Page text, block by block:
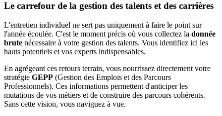
Le carrefour de la gestion des talents et des carrières
L'entretien individuel ne sert pas uniquement à faire le point sur
l'année écoulée. C'est le moment précis où vous collectez la donnée
brute nécessaire à votre gestion des talents. Vous identifiez ici les
hauts potentiels et vos experts indispensables.
En agrégeant ces retours terrain, vous nourrissez directement votre
stratégie GEPP (Gestion des Emplois et des Parcours
Professionnels). Ces informations permettent d'anticiper les
mutations de vos métiers et de construire des parcours cohérents.
Sans cette vision, vous naviguez à vue.